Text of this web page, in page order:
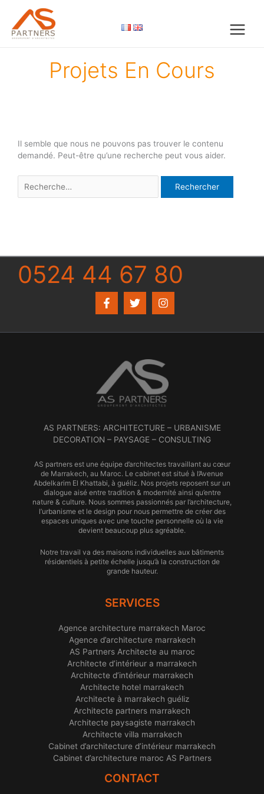
contenu
Projets En Cours
Il semble que nous ne pouvons pas trouver le contenu
demandé. Peut-être qu’une recherche peut vous aider.
0524 44 67 80
AS PARTNERS: ARCHITECTURE – URBANISME
DECORATION – PAYSAGE – CONSULTING
AS partners est une équipe d’architectes travaillant au cœur
de Marrakech, au Maroc. Le cabinet est situé à l’Avenue
Abdelkarim El Khattabi, à guéliz. Nos projets reposent sur un
dialogue aisé entre tradition & modernité ainsi qu’entre
nature & culture. Nous sommes passionnés par l’architecture,
l’urbanisme et le design pour nous permettre de créer des
espaces uniques avec une touche personnelle où la vie
devient beaucoup plus agréable.
Notre travail va des maisons individuelles aux bâtiments
résidentiels à petite échelle jusqu’à la construction de
grande hauteur.
SERVICES
Agence architecture marrakech Maroc
Agence d’architecture marrakech
AS Partners Architecte au maroc
Architecte d’intérieur a marrakech
Architecte d’intérieur marrakech
Architecte hotel marrakech
Architecte à marrakech guéliz
Architecte partners marrakech
Architecte paysagiste marrakech
Architecte villa marrakech
Cabinet d’architecture d’intérieur marrakech
Cabinet d’architecture maroc AS Partners
CONTACT